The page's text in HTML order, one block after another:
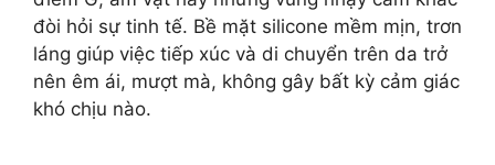
đòi hỏi sự tinh tế. Bề mặt silicone mềm mịn, trơn
láng giúp việc tiếp xúc và di chuyển trên da trở
nên êm ái, mượt mà, không gây bất kỳ cảm giác
khó chịu nào.